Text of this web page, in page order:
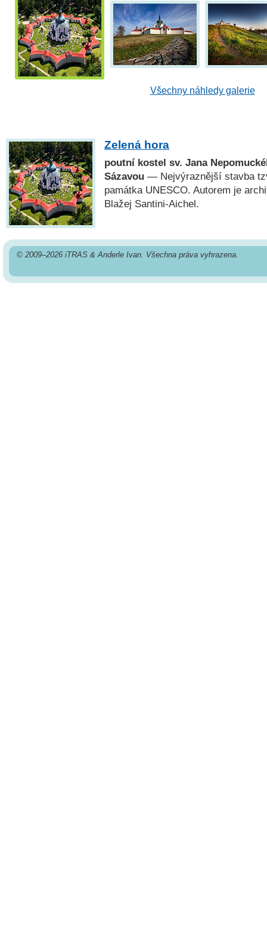
Všechny náhledy galerie
Zelená hora
poutní kostel sv. Jana
Sázavou — Nejvýraznější stavba
památka UNESCO. Autorem je
Blažej Santini-Aichel.
© 2009–2026 iTRAS & Anderle Ivan. Všechna práva vyhrazena.